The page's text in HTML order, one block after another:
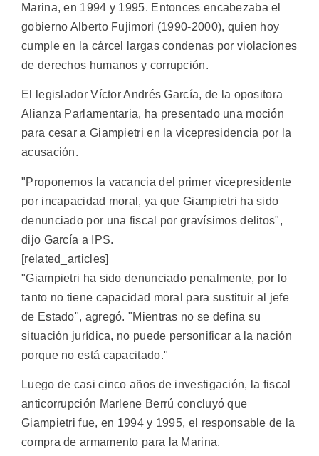
Marina, en 1994 y 1995. Entonces encabezaba el
gobierno Alberto Fujimori (1990-2000), quien hoy
cumple en la cárcel largas condenas por violaciones
de derechos humanos y corrupción.
El legislador Víctor Andrés García, de la opositora
Alianza Parlamentaria, ha presentado una moción
para cesar a Giampietri en la vicepresidencia por la
acusación.
"Proponemos la vacancia del primer vicepresidente
por incapacidad moral, ya que Giampietri ha sido
denunciado por una fiscal por gravísimos delitos",
dijo García a IPS.
[related_articles]
"Giampietri ha sido denunciado penalmente, por lo
tanto no tiene capacidad moral para sustituir al jefe
de Estado", agregó. "Mientras no se defina su
situación jurídica, no puede personificar a la nación
porque no está capacitado."
Luego de casi cinco años de investigación, la fiscal
anticorrupción Marlene Berrú concluyó que
Giampietri fue, en 1994 y 1995, el responsable de la
compra de armamento para la Marina.